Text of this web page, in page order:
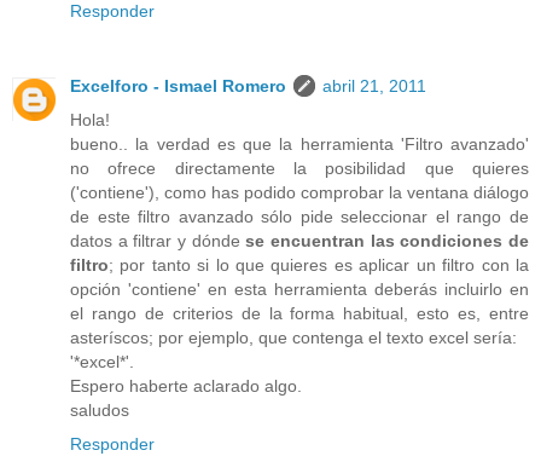
Responder
Excelforo - Ismael Romero
abril 21, 2011
Hola!
bueno.. la verdad es que la herramienta 'Filtro avanzado'
no ofrece directamente la posibilidad que quieres
('contiene'), como has podido comprobar la ventana diálogo
de este filtro avanzado sólo pide seleccionar el rango de
datos a filtrar y dóndese encuentran las condiciones de
filtro; por tanto si lo que quieres es aplicar un filtro con la
opción 'contiene' en esta herramienta deberás incluirlo en
el rango de criterios de la forma habitual, esto es, entre
asteríscos; por ejemplo, que contenga el texto excel sería:
'*excel*'.
Espero haberte aclarado algo.
saludos
Responder